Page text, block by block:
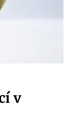
v